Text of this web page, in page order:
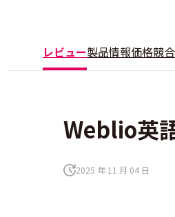
レビュー製品情報価格競
Weblio英
2025 年 11 月 04 日